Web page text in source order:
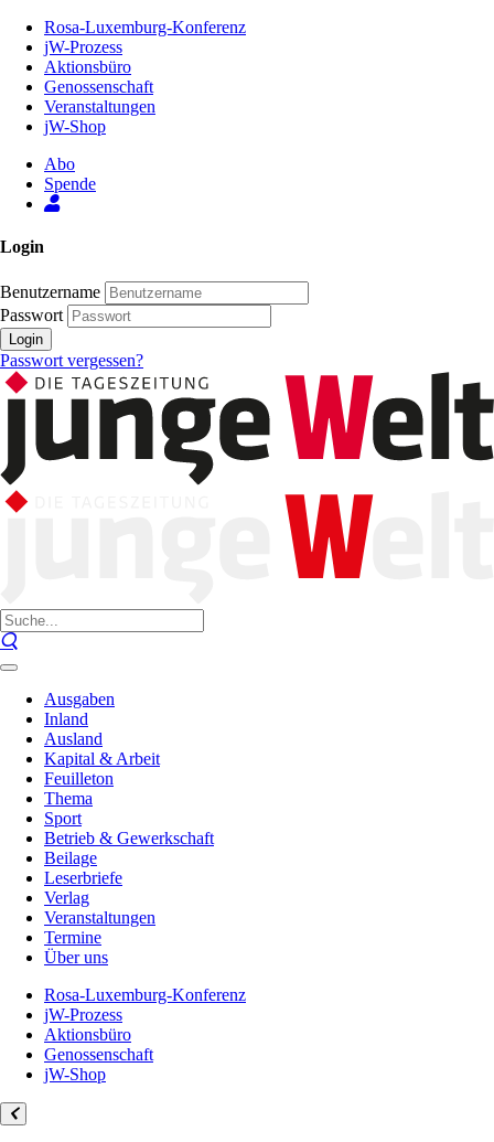
Inhalt
Seite
Rosa-Luxemburg-Konferenz
jW-Prozess
Aktionsbüro
Genossenschaft
Veranstaltungen
jW-Shop
Abo
Spende
Login
Benutzername
Passwort
Login
Passwort vergessen?
Ausgaben
Inland
Ausland
Kapital & Arbeit
Feuilleton
Thema
Sport
Betrieb & Gewerkschaft
Beilage
Leserbriefe
Verlag
Veranstaltungen
Termine
Über uns
Rosa-Luxemburg-Konferenz
jW-Prozess
Aktionsbüro
Genossenschaft
jW-Shop